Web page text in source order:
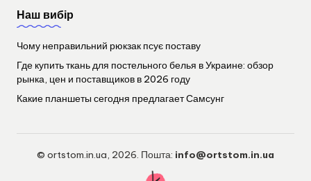
Наш вибір
Чому неправильний рюкзак псує поставу
Где купить ткань для постельного белья в Украине: обзор
рынка, цен и поставщиков в 2026 году
Какие планшеты сегодня предлагает Самсунг
© ortstom.in.ua, 2026. Пошта: info@ortstom.in.ua